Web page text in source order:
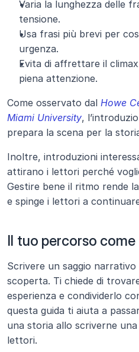
Varia la lunghezza delle
tensione.
Usa frasi più brevi per
urgenza.
Evita di affrettare il
piena attenzione.
Come osservato dal Howe
Miami University,
prepara la scena per la
Inoltre, introduzioni
attirano i lettori perché
Gestire bene il ritmo rende
e spinge i lettori a
Il tuo percorso
Scrivere un saggio
scoperta. Ti chiede di
esperienza e condividerlo
questa guida ti aiuta a
una storia allo scriverne
lettori.